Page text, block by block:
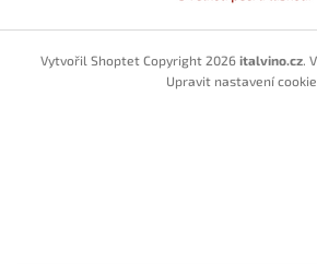
Vytvořil Shoptet Copyright 2026 italvino.cz.
Upravit nastavení